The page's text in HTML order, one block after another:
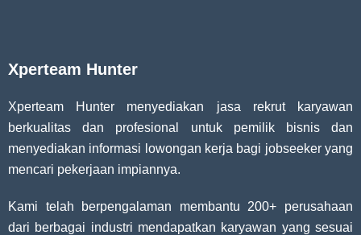
Xperteam Hunter
Xperteam Hunter menyediakan jasa rekrut karyawan
berkualitas dan profesional untuk pemilik bisnis dan
menyediakan informasi lowongan kerja bagi jobseeker yang
mencari pekerjaan impiannya.
Kami telah berpengalaman membantu 200+ perusahaan
dari berbagai industri mendapatkan karyawan yang sesuai